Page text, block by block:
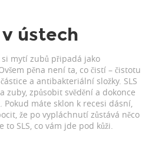
v ústech
si mytí zubů připadá jako
pěna není ta, co čistí – čistotu
a antibakteriální složky. SLS
zuby, způsobit svědění a dokonce
Pokud máte sklon k recesi dásní,
že po vypláchnutí zůstává něco
SLS, co vám jde pod kůži.